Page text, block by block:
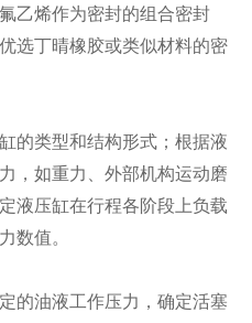
乙烯作为密封的组合密封
选丁晴橡胶或类似材料的密
的类型和结构形式；根据液
，如重力、外部机构运动磨
液压缸在行程各阶段上负载
数值。
的油液工作压力，确定活塞